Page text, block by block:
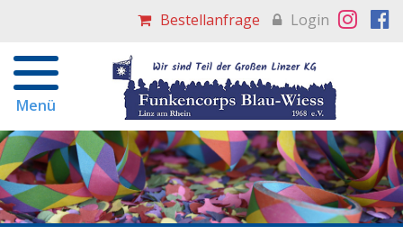
Bestellanfrage Login
Menü